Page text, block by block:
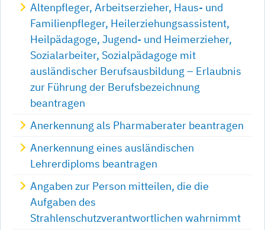
Altenpfleger, Arbeitserzieher, Haus- und
Familienpfleger, Heilerziehungsassistent,
Heilpädagoge, Jugend- und Heimerzieher,
Sozialarbeiter, Sozialpädagoge mit
ausländischer Berufsausbildung – Erlaubnis
zur Führung der Berufsbezeichnung
beantragen
Anerkennung als Pharmaberater beantragen
Anerkennung eines ausländischen
Lehrerdiploms beantragen
Angaben zur Person mitteilen, die die
Aufgaben des
Strahlenschutzverantwortlichen wahrnimmt